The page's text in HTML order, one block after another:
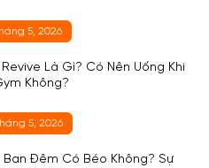
5, 2026
Là Gì? Có Nên Uống Khi
Không?
5, 2026
Ban Đêm Có Béo Không? Sự